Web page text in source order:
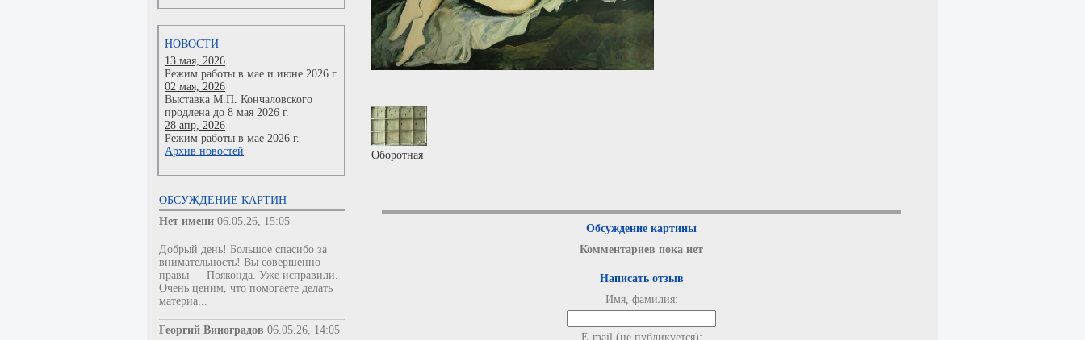
НОВОСТИ
13 мая, 2026
Режим работы в мае и июне 2026 г.
02 мая, 2026
Выставка М.П. Кончаловского
продлена до 8 мая 2026 г.
28 апр, 2026
Режим работы в мае 2026 г.
Архив новостей
ОБСУЖДЕНИЕ КАРТИН
Нет имени 06.05.26, 15:05
Добрый день! Большое спасибо за
внимательность! Вы совершенно
правы — Пояконда. Уже исправили.
Очень ценим, что помогаете делать
материа...
Георгий Виноградов 06.05.26, 14:05
Оборотная
Обсуждение картины
Комментариев пока нет
Написать отзыв
Имя, фамилия:
E-mail (не публикуется):